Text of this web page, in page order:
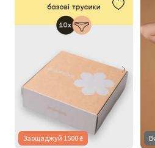
Заощаджуй 1500 ₴